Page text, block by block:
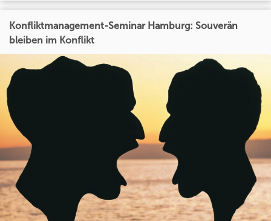
Konfliktmanagement-Seminar Hamburg: Souverän
bleiben im Konflikt